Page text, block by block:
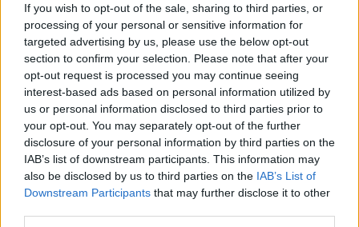
If you wish to opt-out of the sale, sharing to third parties, or
processing of your personal or sensitive information for
targeted advertising by us, please use the below opt-out
section to confirm your selection. Please note that after your
opt-out request is processed you may continue seeing
interest-based ads based on personal information utilized by
us or personal information disclosed to third parties prior to
your opt-out. You may separately opt-out of the further
disclosure of your personal information by third parties on the
IAB’s list of downstream participants. This information may
also be disclosed by us to third parties on the IAB’s List of
Downstream Participants that may further disclose it to other
rendendolo un esempio da seguire per molti
giovani stilisti e appassionati di moda.
Il panorama stilistico contemporaneo è dominato
da uomini che utilizzano la moda come un mezzo di
espressione personale, trasformando ogni
apparizione in una dichiarazione di intenti. Celebrità
provenienti da vari ambiti, come attori e musicisti,
stanno ridefinendo il concetto di eleganza con look